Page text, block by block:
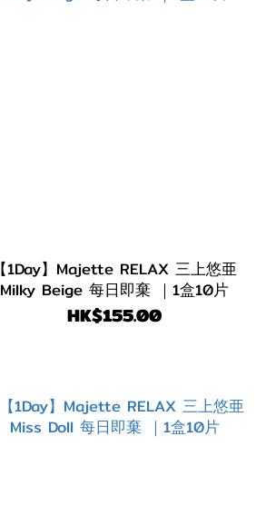
【1Day】Majette RELAX 三上悠亜
Milky Beige 每日即棄 ｜1盒10片
HK$155.00